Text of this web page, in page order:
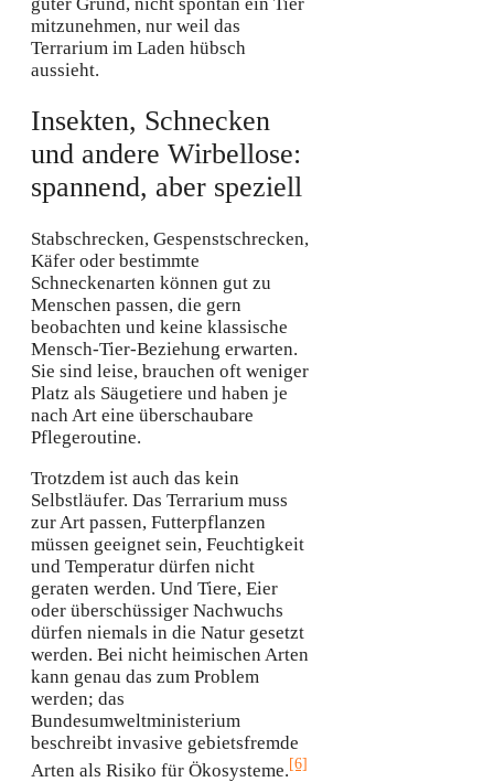
mitzunehmen, nur weil das
Terrarium im Laden hübsch
aussieht.
Insekten, Schnecken
und andere Wirbellose:
spannend, aber speziell
Stabschrecken, Gespenstschrecken,
Käfer oder bestimmte
Schneckenarten können gut zu
Menschen passen, die gern
beobachten und keine klassische
Mensch-Tier-Beziehung erwarten.
Sie sind leise, brauchen oft weniger
Platz als Säugetiere und haben je
nach Art eine überschaubare
Pflegeroutine.
Trotzdem ist auch das kein
Selbstläufer. Das Terrarium muss
zur Art passen, Futterpflanzen
müssen geeignet sein, Feuchtigkeit
und Temperatur dürfen nicht
geraten werden. Und Tiere, Eier
oder überschüssiger Nachwuchs
dürfen niemals in die Natur gesetzt
werden. Bei nicht heimischen Arten
kann genau das zum Problem
werden; das
Bundesumweltministerium
beschreibt invasive gebietsfremde
Arten als Risiko für Ökosysteme.[6]